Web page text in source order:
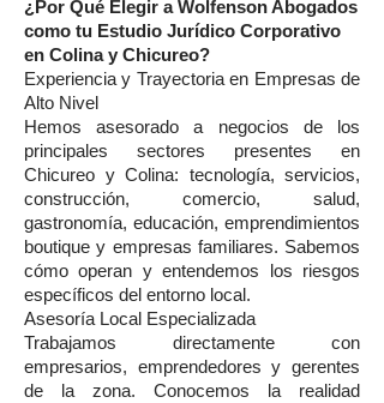
¿Por Qué Elegir a Wolfenson Abogados
como tu Estudio Jurídico Corporativo
en Colina y Chicureo?
Experiencia y Trayectoria en Empresas de
Alto Nivel
Hemos asesorado a negocios de los
principales sectores presentes en
Chicureo y Colina: tecnología, servicios,
construcción, comercio, salud,
gastronomía, educación, emprendimientos
boutique y empresas familiares. Sabemos
cómo operan y entendemos los riesgos
específicos del entorno local.
Asesoría Local Especializada
Trabajamos directamente con
empresarios, emprendedores y gerentes
de la zona. Conocemos la realidad